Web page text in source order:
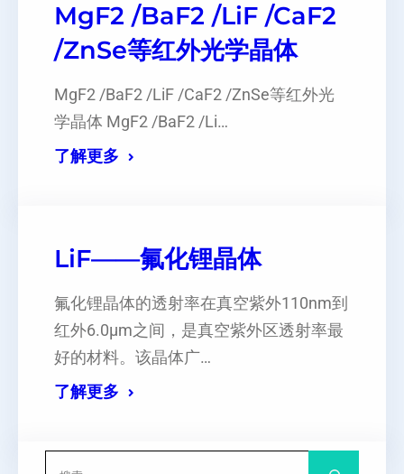
MgF2 /BaF2 /LiF /CaF2
/ZnSe等红外光学晶体
MgF2 /BaF2 /LiF /CaF2 /ZnSe等红外光
学晶体 MgF2 /BaF2 /Li…
了解更多
LiF——氟化锂晶体
氟化锂晶体的透射率在真空紫外110nm到
红外6.0μm之间，是真空紫外区透射率最
好的材料。该晶体广…
了解更多